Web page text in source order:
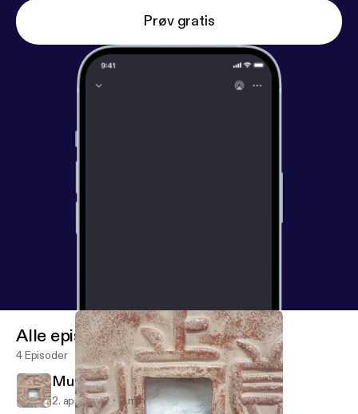
Prøv gratis
Alle episoder
4 Episoder
Music
2. april 2018 2 min